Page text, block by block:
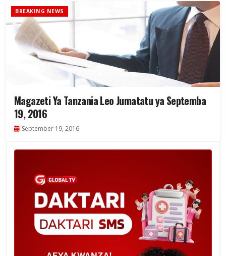
BREAKING NEWS
Magazeti Ya Tanzania Leo Jumatatu ya Septemba
19, 2016
September 19, 2016